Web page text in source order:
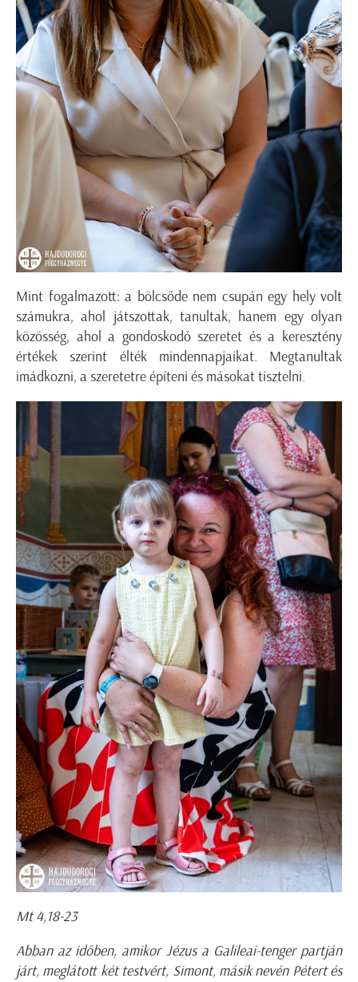
Mint fogalmazott: a bölcsőde nem csupán egy hely volt
számukra, ahol játszottak, tanultak, hanem egy olyan
közösség, ahol a gondoskodó szeretet és a keresztény
értékek szerint élték mindennapjaikat. Megtanultak
imádkozni, a szeretetre építeni és másokat tisztelni.
Mt 4,18-23
Abban az időben, amikor Jézus a Galileai-tenger partján
járt, meglátott két testvért, Simont, másik nevén Pétert és